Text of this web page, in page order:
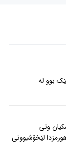
بوو لە
وتی
لێخۆشبوونی